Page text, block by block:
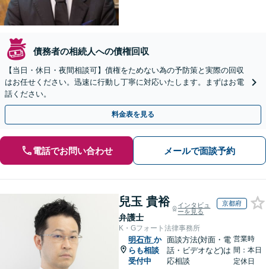
債務者の相続人への債権回収
【当日・休日・夜間相談可】債権をためない為の予防策と実際の回収
はお任せください。迅速に行動し丁寧に対応いたします。まずはお電
話ください。
料金表を見る
電話でお問い合わせ メールで面談予約
兒玉 貴裕
弁護士
インタビュ
ーを見る
京都府
K・Gフォート法律事務所
明石市 か
らも相談
受付中
面談方法(対面・電
話・ビデオなど)は
応相談
営業時
間：本日
定休日